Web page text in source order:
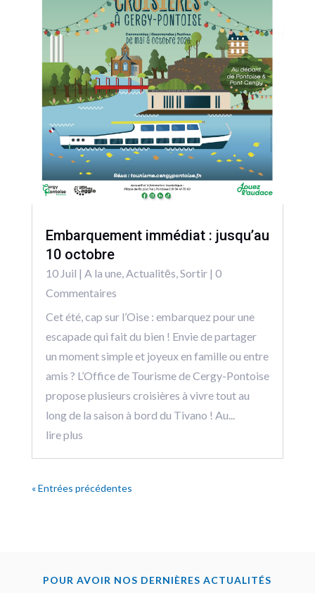
Embarquement immédiat : jusqu’au
10 octobre
10 Juil | A la une,Actualitēs,Sortir| 0
Commentaires
Cet été, cap sur l’Oise : embarquez pour une
escapade qui fait du bien ! Envie de partager
un moment simple et joyeux en famille ou entre
amis ? L’Office de Tourisme de Cergy-Pontoise
propose plusieurs croisières à vivre tout au
long de la saison à bord du Tivano ! Au...
lire plus
« Entrées précédentes
POUR AVOIR NOS DERNIÈRES ACTUALITÉS